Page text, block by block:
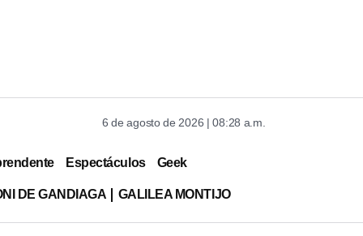
6 de agosto de 2026 | 08:28 a.m.
Espectáculos Geek
DE GANDIAGA GALILEA MONTIJO